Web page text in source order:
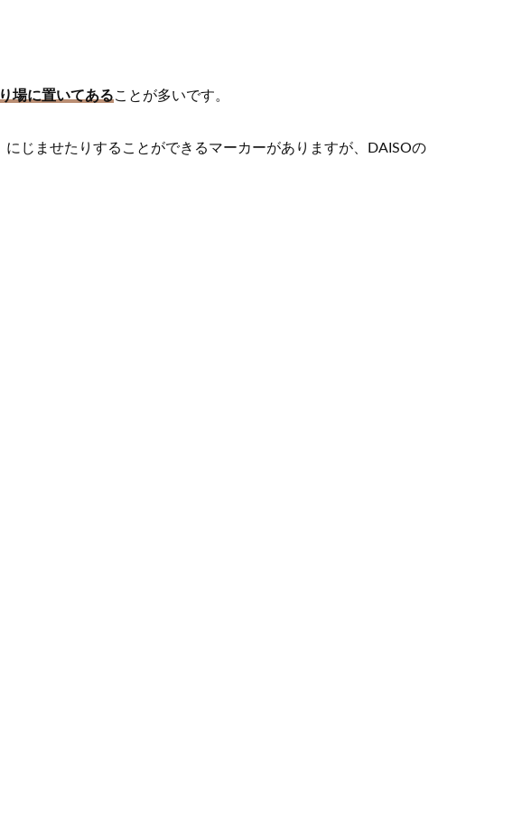
場に置いてあることが多いです。
じませたりすることができるマーカーがありますが、DAISOの